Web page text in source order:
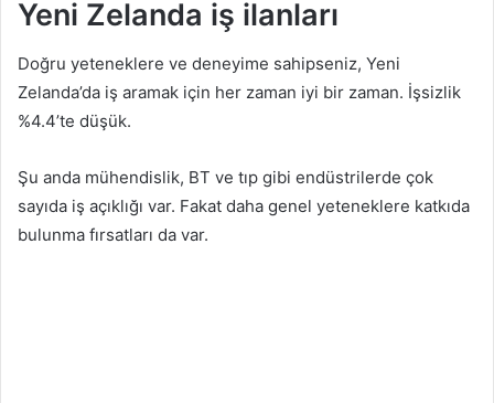
Yeni Zelanda iş ilanları
Doğru yeteneklere ve deneyime sahipseniz, Yeni
Zelanda’da iş aramak için her zaman iyi bir zaman. İşsizlik
%4.4’te düşük.
Şu anda mühendislik, BT ve tıp gibi endüstrilerde çok
sayıda iş açıklığı var. Fakat daha genel yeteneklere katkıda
bulunma fırsatları da var.